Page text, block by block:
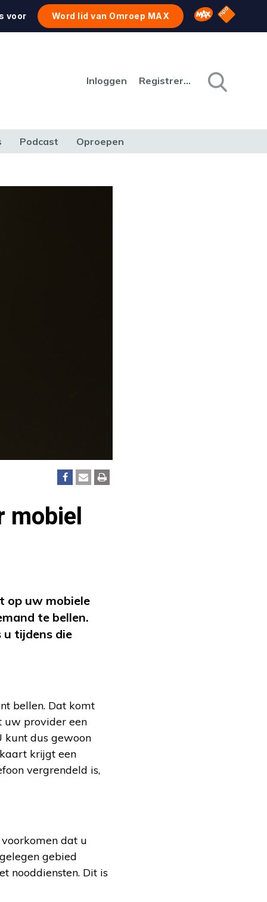
voor Word lid van Omroep MAX Omroep MAX
NPO
Inloggen Registreren
Podcast Oproepen
mobiel
op uw mobiele
te bellen.
tijdens die
bellen. Dat komt
uw provider een
kunt dus gewoon
krijgt een
vergrendeld is,
dat u
gebied
nooddiensten. Dit is